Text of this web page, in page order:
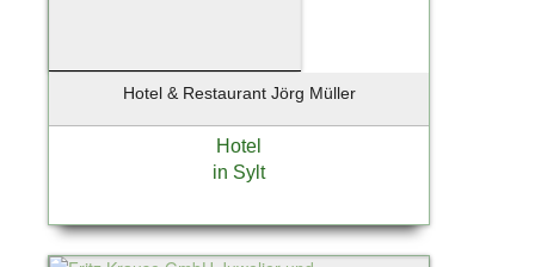
Hotel & Restaurant Jörg Müller
Hotel
in Sylt